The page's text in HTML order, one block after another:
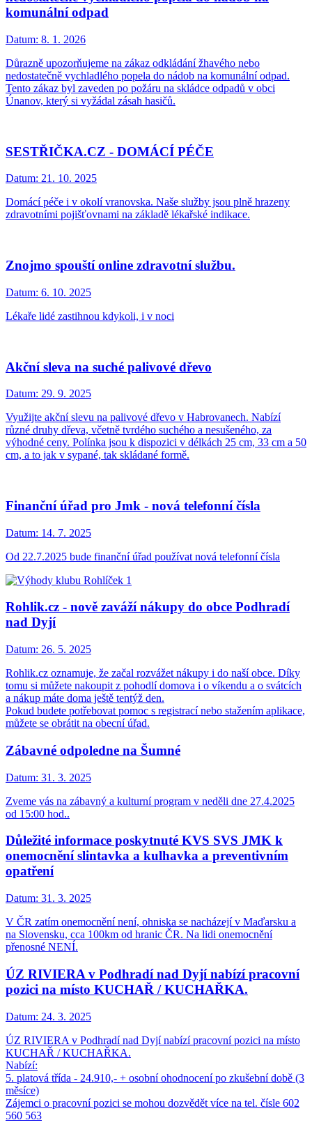
komunální odpad
Datum: 8. 1. 2026
Důrazně upozorňujeme na zákaz odkládání žhavého nebo
nedostatečně vychladlého popela do nádob na komunální odpad.
Tento zákaz byl zaveden po požáru na skládce odpadů v obci
Únanov, který si vyžádal zásah hasičů.
SESTŘIČKA.CZ - DOMÁCÍ PÉČE
Datum: 21. 10. 2025
Domácí péče i v okolí vranovska. Naše služby jsou plně hrazeny
zdravotními pojišťovnami na základě lékařské indikace.
Znojmo spouští online zdravotní službu.
Datum: 6. 10. 2025
Lékaře lidé zastihnou kdykoli, i v noci
Akční sleva na suché palivové dřevo
Datum: 29. 9. 2025
Využijte akční slevu na palivové dřevo v Habrovanech. Nabízí
různé druhy dřeva, včetně tvrdého suchého a nesušeného, za
výhodné ceny. Polínka jsou k dispozici v délkách 25 cm, 33 cm a 50
cm, a to jak v sypané, tak skládané formě.
Finanční úřad pro Jmk - nová telefonní čísla
Datum: 14. 7. 2025
Od 22.7.2025 bude finanční úřad používat nová telefonní čísla
Rohlik.cz - nově zaváží nákupy do obce Podhradí
nad Dyjí
Datum: 26. 5. 2025
Rohlik.cz oznamuje, že začal rozvážet nákupy i do naší obce. Díky
tomu si můžete nakoupit z pohodlí domova i o víkendu a o svátcích
a nákup máte doma ještě tentýž den.
Pokud budete potřebovat pomoc s registrací nebo stažením aplikace,
můžete se obrátit na obecní úřad.
Zábavné odpoledne na Šumné
Datum: 31. 3. 2025
Zveme vás na zábavný a kulturní program v neděli dne 27.4.2025
od 15:00 hod..
Důležité informace poskytnuté KVS SVS JMK k
onemocnění slintavka a kulhavka a preventivním
opatření
Datum: 31. 3. 2025
V ČR zatím onemocnění není, ohniska se nacházejí v Maďarsku a
na Slovensku, cca 100km od hranic ČR. Na lidi onemocnění
přenosné NENÍ.
ÚZ RIVIERA v Podhradí nad Dyjí nabízí pracovní
pozici na místo KUCHAŘ / KUCHAŘKA.
Datum: 24. 3. 2025
ÚZ RIVIERA v Podhradí nad Dyjí nabízí pracovní pozici na místo
KUCHAŘ / KUCHAŘKA.
Nabízí:
5. platová třída - 24.910,- + osobní ohodnocení po zkušební době (3
měsíce)
Zájemci o pracovní pozici se mohou dozvědět více na tel. čísle 602
560 563